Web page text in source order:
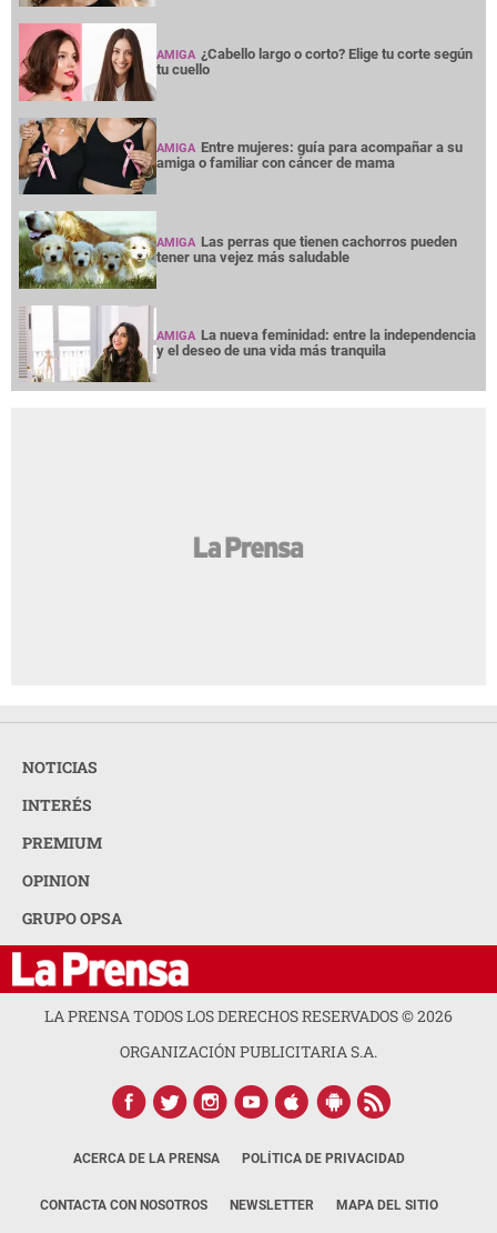
AMIGA ¿Cabello largo o corto? Elige tu corte según
tu cuello
AMIGA Entre mujeres: guía para acompañar a su
amiga o familiar con cáncer de mama
AMIGA Las perras que tienen cachorros pueden
tener una vejez más saludable
AMIGA La nueva feminidad: entre la independencia
y el deseo de una vida más tranquila
NOTICIAS
INTERÉS
PREMIUM
OPINION
GRUPO OPSA
LA PRENSA TODOS LOS DERECHOS RESERVADOS ©2026
ORGANIZACIÓN PUBLICITARIA S.A.
ACERCA DE LA PRENSA POLÍTICA DE PRIVACIDAD
CONTACTA CON NOSOTROS NEWSLETTER MAPA DEL SITIO